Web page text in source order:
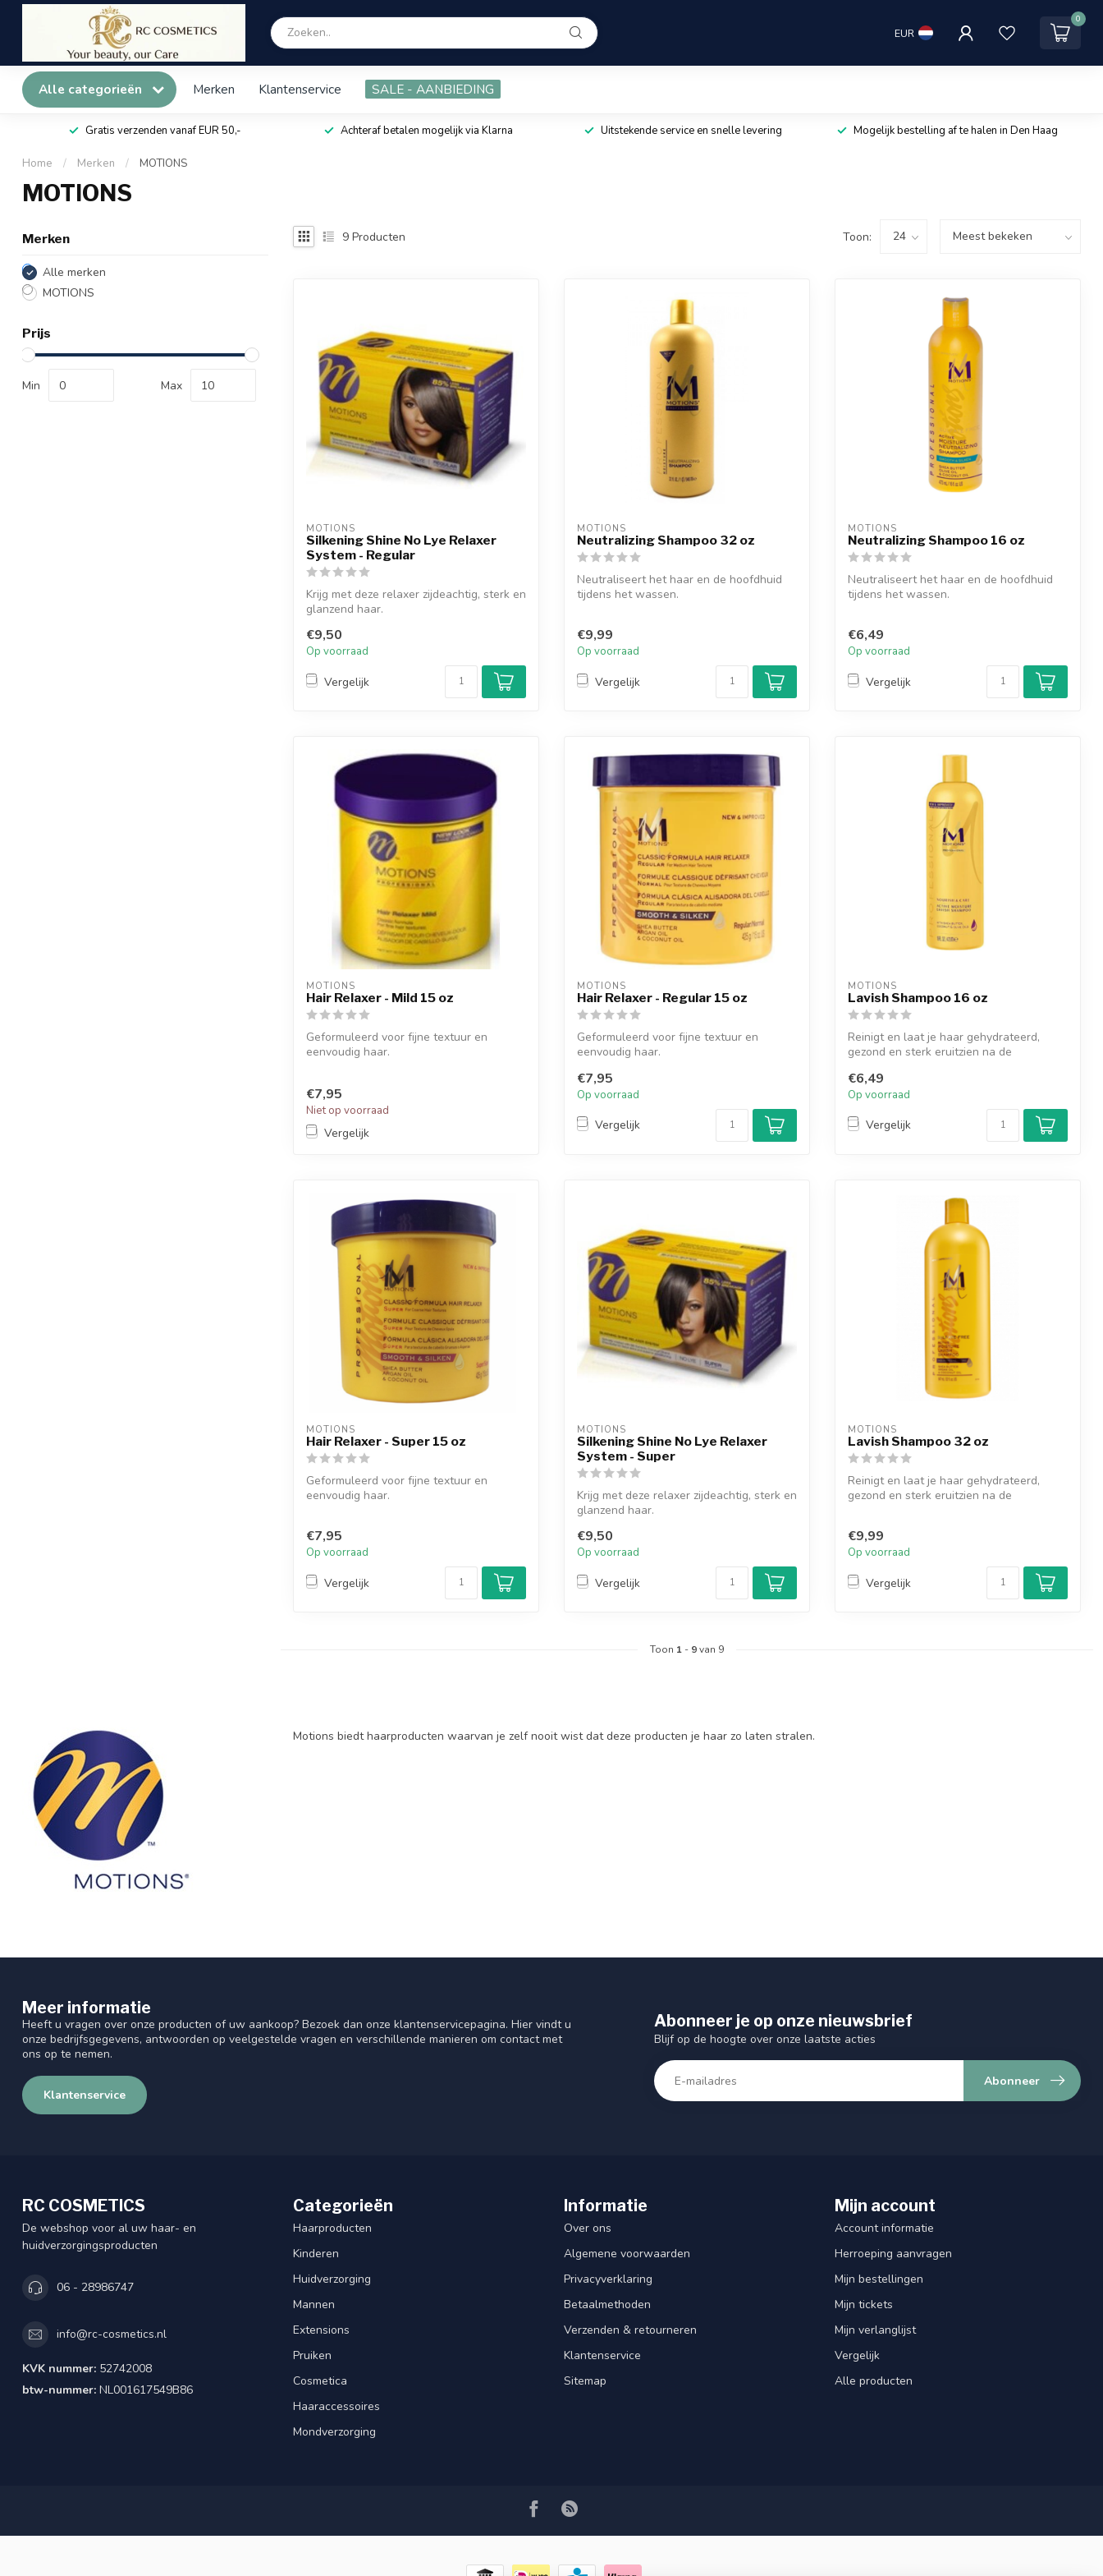
EUR
0
Alle categorieën Merken Klantenservice SALE - AANBIEDING
Gratis verzenden vanaf EUR 50,- Achteraf betalen mogelijk via Klarna Uitstekende service en snelle levering Mogelijk bestelling af te halen in Den Haag
Home / Merken / MOTIONS
MOTIONS
Merken
Alle merken
MOTIONS
Prijs
Min Max
9 Producten Toon:
MOTIONS
Silkening Shine No Lye Relaxer
System - Regular
Krijg met deze relaxer zijdeachtig, sterk en
glanzend haar.
€9,50
Op voorraad
Vergelijk
MOTIONS
Neutralizing Shampoo 32 oz
Neutraliseert het haar en de hoofdhuid
tijdens het wassen.
€9,99
Op voorraad
Vergelijk
MOTIONS
Neutralizing Shampoo 16 oz
Neutraliseert het haar en de hoofdhuid
tijdens het wassen.
€6,49
Op voorraad
Vergelijk
MOTIONS
Hair Relaxer - Mild 15 oz
Geformuleerd voor fijne textuur en
eenvoudig haar.
€7,95
Niet op voorraad
Vergelijk
MOTIONS
Hair Relaxer - Regular 15 oz
Geformuleerd voor fijne textuur en
eenvoudig haar.
€7,95
Op voorraad
Vergelijk
MOTIONS
Lavish Shampoo 16 oz
Reinigt en laat je haar gehydrateerd,
gezond en sterk eruitzien na de
€6,49
Op voorraad
Vergelijk
MOTIONS
Hair Relaxer - Super 15 oz
Geformuleerd voor fijne textuur en
eenvoudig haar.
€7,95
Op voorraad
Vergelijk
MOTIONS
Silkening Shine No Lye Relaxer
System - Super
Krijg met deze relaxer zijdeachtig, sterk en
glanzend haar.
€9,50
Op voorraad
Vergelijk
MOTIONS
Lavish Shampoo 32 oz
Reinigt en laat je haar gehydrateerd,
gezond en sterk eruitzien na de
€9,99
Op voorraad
Vergelijk
Toon 1 - 9van 9
Motions biedt haarproducten waarvan je zelf nooit wist dat deze producten je haar zo laten stralen.
Meer informatie
Heeft u vragen over onze producten of uw aankoop? Bezoek dan onze klantenservicepagina. Hier vindt u
onze bedrijfsgegevens, antwoorden op veelgestelde vragen en verschillende manieren om contact met
ons op te nemen.
Klantenservice
Abonneer je op onze nieuwsbrief
Blijf op de hoogte over onze laatste acties
Abonneer
RC COSMETICS
De webshop voor al uw haar- en
huidverzorgingsproducten
06 - 28986747
info@rc-cosmetics.nl
KVK nummer: 52742008
btw-nummer: NL001617549B86
Categorieën
Haarproducten
Kinderen
Huidverzorging
Mannen
Extensions
Pruiken
Cosmetica
Haaraccessoires
Mondverzorging
Informatie
Over ons
Algemene voorwaarden
Privacyverklaring
Betaalmethoden
Verzenden & retourneren
Klantenservice
Sitemap
Mijn account
Account informatie
Herroeping aanvragen
Mijn bestellingen
Mijn tickets
Mijn verlanglijst
Vergelijk
Alle producten